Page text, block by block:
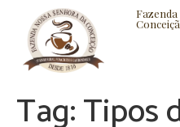
BLOG CONTATO
Tag:Tipos